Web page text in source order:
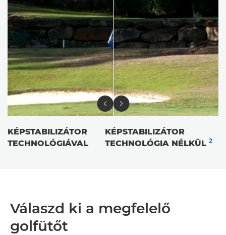
KÉPSTABILIZÁTOR
TECHNOLÓGIÁVAL
KÉPSTABILIZÁTOR
TECHNOLÓGIA NÉLKÜL2
Válaszd ki a megfelelő
golfütőt